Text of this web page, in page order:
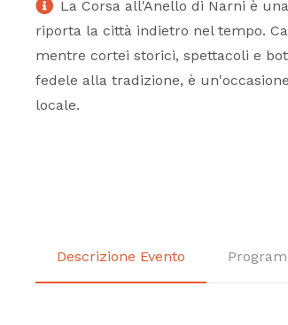
La Corsa all'Anello di Narni è
riporta la città indietro nel tempo.
mentre cortei storici, spettacoli e
fedele alla tradizione, è
locale.
Descrizione Evento